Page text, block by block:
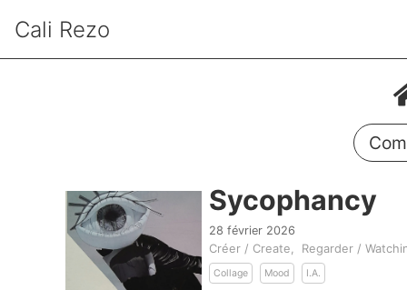
Cali Rezo
Sycophancy
28 février 2026
Créer / Create Regarder /
Collage Mood I.A.